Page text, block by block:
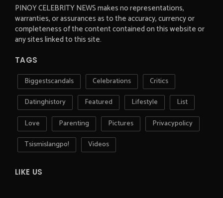
PINOY CELEBRITY NEWS makes no representations,
warranties, or assurances as to the accuracy, currency or
completeness of the content contained on this website or
any sites linked to this site.
TAGS
Biggestscandals Celebrations
Critics
Datinghistory
Featured Lifestyle
List
Love
Parenting Pictures
Privacypolicy
Tsismislangpo!
Videos
LIKE US